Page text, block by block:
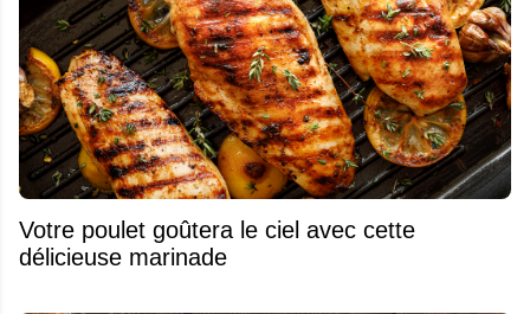
Votre poulet goûtera le ciel avec cette
délicieuse marinade